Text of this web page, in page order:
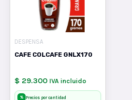
DESPENSA
CAFE COLCAFE GNLX170
$ 29.300 IVA incluido
% Precios por cantidad